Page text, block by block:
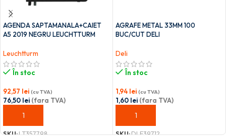
AGENDA SAPTAMANALA+CAIET
A5 2019 NEGRU LEUCHTTURM
Leuchtturm
În stoc
92,57 lei (cu TVA)
76,50 lei (fara TVA)
ADAUGĂ ÎN COȘ
SKU:LT357798
AGRAFE METAL 33MM 100
BUC/CUT DELI
Deli
În stoc
1,94 lei (cu TVA)
1,60 lei (fara TVA)
ADAUGĂ ÎN COȘ
SKU:DLE39712